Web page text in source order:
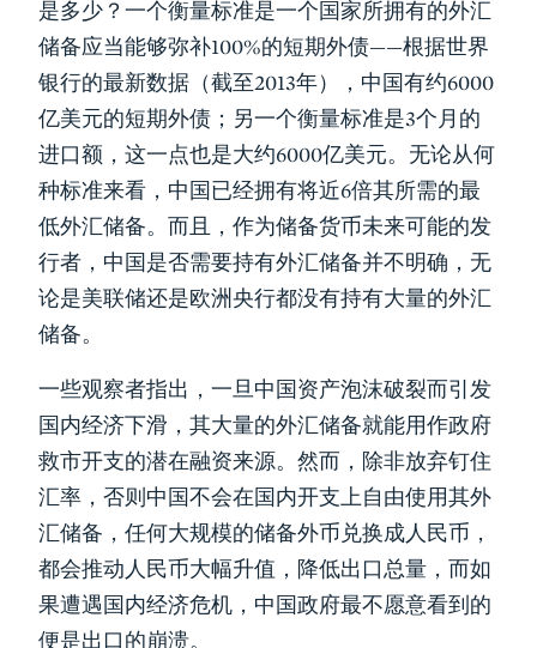
是多少？一个衡量标准是一个国家所拥有的外汇
储备应当能够弥补100%的短期外债——根据世界
银行的最新数据（截至2013年），中国有约6000
亿美元的短期外债；另一个衡量标准是3个月的
进口额，这一点也是大约6000亿美元。无论从何
种标准来看，中国已经拥有将近6倍其所需的最
低外汇储备。而且，作为储备货币未来可能的发
行者，中国是否需要持有外汇储备并不明确，无
论是美联储还是欧洲央行都没有持有大量的外汇
储备。
一些观察者指出，一旦中国资产泡沫破裂而引发
国内经济下滑，其大量的外汇储备就能用作政府
救市开支的潜在融资来源。然而，除非放弃钉住
汇率，否则中国不会在国内开支上自由使用其外
汇储备，任何大规模的储备外币兑换成人民币，
都会推动人民币大幅升值，降低出口总量，而如
果遭遇国内经济危机，中国政府最不愿意看到的
便是出口的崩溃。